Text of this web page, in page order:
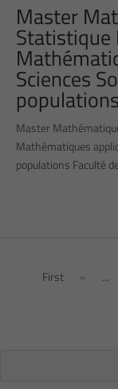
Master
Statistique
Sciences
Master
Mathématiques
populations Faculté
First
« ...